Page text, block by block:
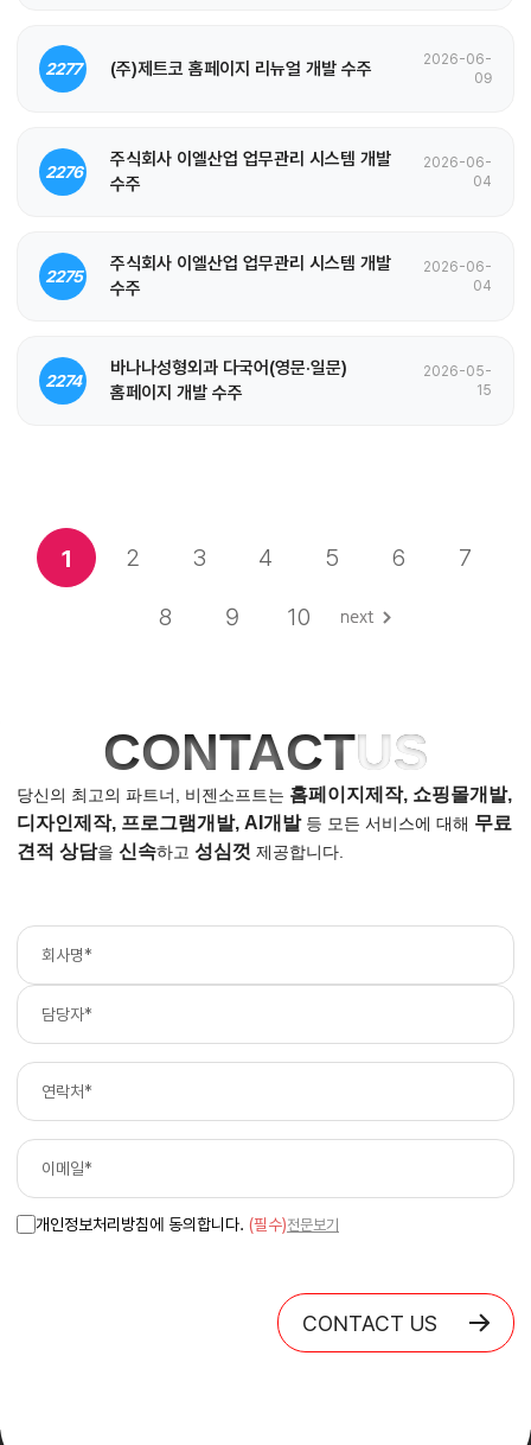
2277 (주)제트코 홈페이지 리뉴얼 개발 수주
2026-06-
09
2276
주식회사 이엘산업 업무관리 시스템 개발
수주
2026-06-
04
2275
주식회사 이엘산업 업무관리 시스템 개발
수주
2026-06-
04
2274
바나나성형외과 다국어(영문·일문)
홈페이지 개발 수주
2026-05-
15
1 2 3 4 5 6 7
8 9 10
CONTACTUS
당신의 최고의 파트너, 비젠소프트는 홈페이지제작, 쇼핑몰개발,
디자인제작, 프로그램개발, AI개발등 모든 서비스에 대해 무료
견적 상담을 신속하고 성심껏 제공합니다.
개인정보처리방침에 동의합니다. (필수)전문보기
CONTACT US